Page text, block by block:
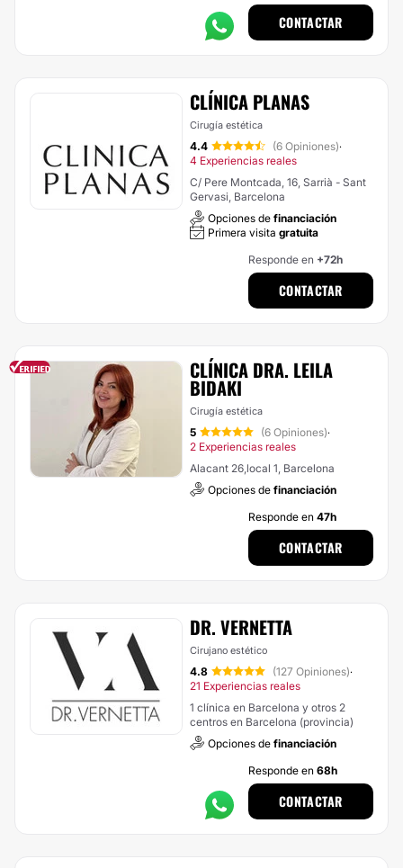
CONTACTAR
CLÍNICA PLANAS
Cirugía estética
4.4 (6 Opiniones)·
4 Experiencias reales
C/ Pere Montcada, 16, Sarrià - Sant
Gervasi, Barcelona
Opciones de financiación
Primera visita gratuita
Responde en +72h
CONTACTAR
CLÍNICA DRA. LEILA
BIDAKI
Cirugía estética
5 (6 Opiniones)·
2 Experiencias reales
Alacant 26,local 1, Barcelona
Opciones de financiación
Responde en 47h
CONTACTAR
DR. VERNETTA
Cirujano estético
4.8 (127 Opiniones)·
21 Experiencias reales
1 clínica en Barcelona y otros 2
centros en Barcelona (provincia)
Opciones de financiación
Responde en 68h
CONTACTAR